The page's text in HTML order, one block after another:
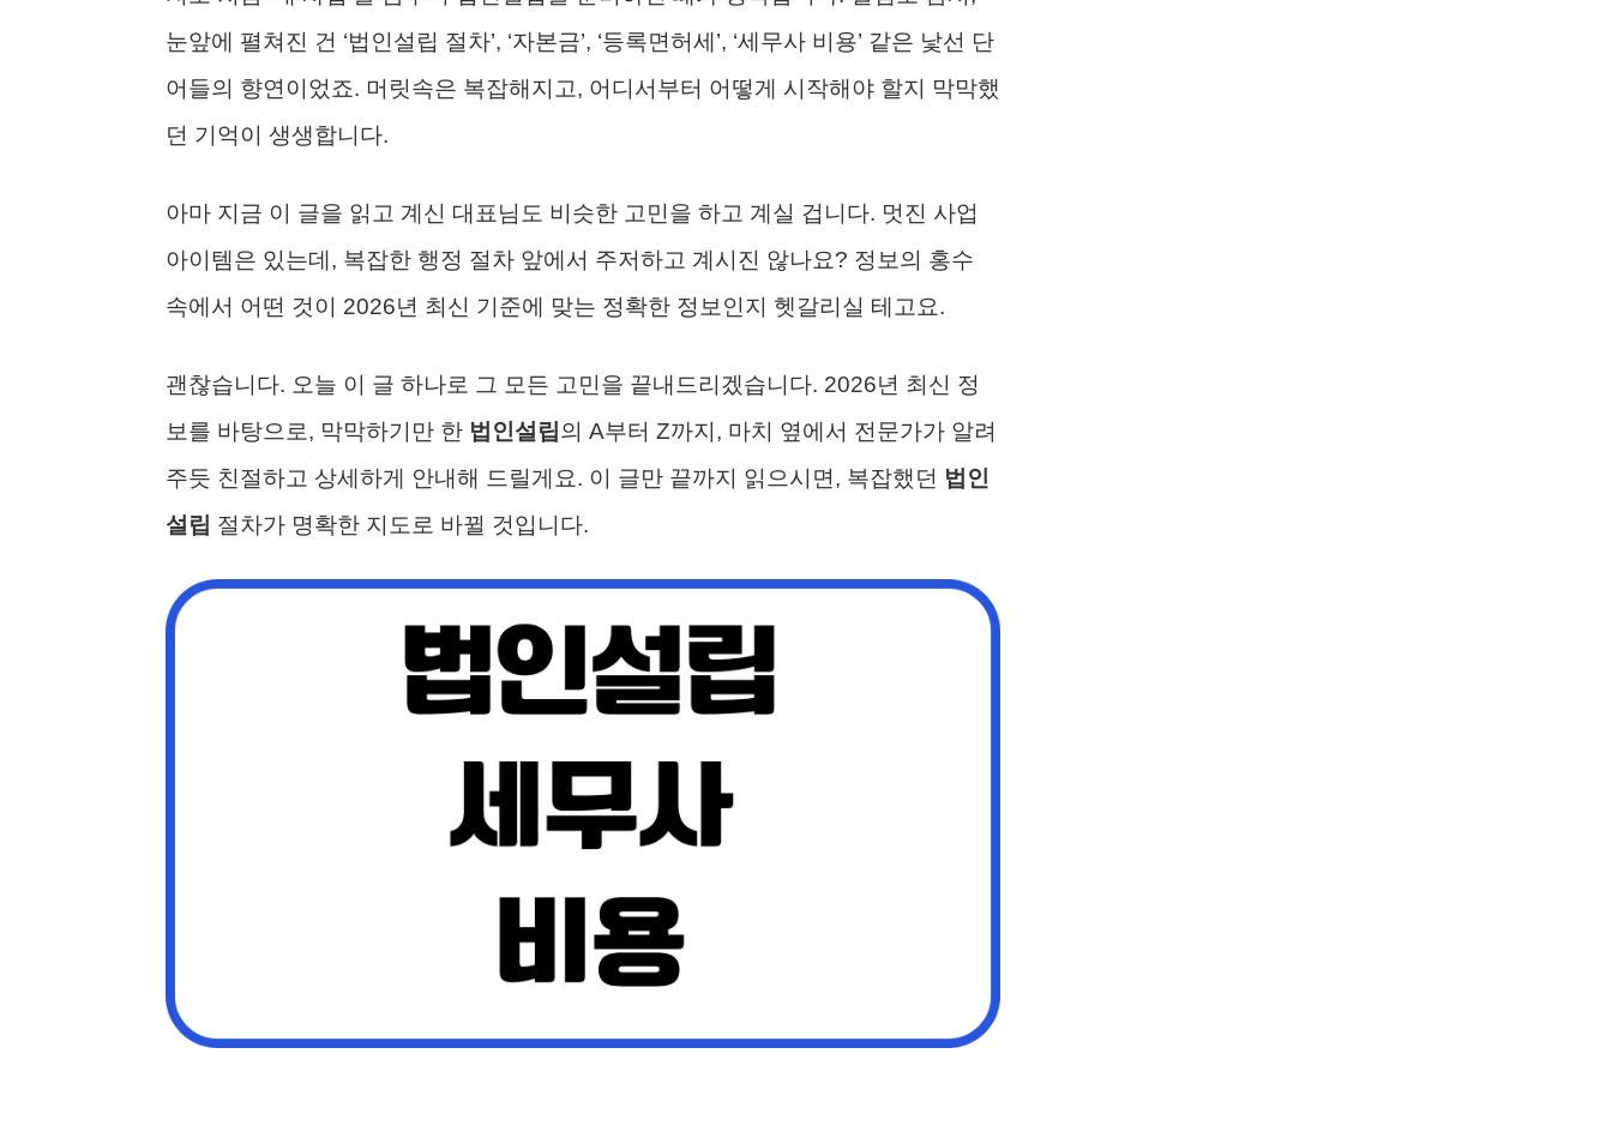
눈앞에 펼쳐진 건 ‘법인설립 절차’, ‘자본금’, ‘등록면허세’, ‘세무사 비용’ 같은 낯선 단
어들의 향연이었죠. 머릿속은 복잡해지고, 어디서부터 어떻게 시작해야 할지 막막했
던 기억이 생생합니다.
아마 지금 이 글을 읽고 계신 대표님도 비슷한 고민을 하고 계실 겁니다. 멋진 사업
아이템은 있는데, 복잡한 행정 절차 앞에서 주저하고 계시진 않나요? 정보의 홍수
속에서 어떤 것이 2026년 최신 기준에 맞는 정확한 정보인지 헷갈리실 테고요.
괜찮습니다. 오늘 이 글 하나로 그 모든 고민을 끝내드리겠습니다. 2026년 최신 정
보를 바탕으로, 막막하기만 한 법인설립의 A부터 Z까지, 마치 옆에서 전문가가 알려
주듯 친절하고 상세하게 안내해 드릴게요. 이 글만 끝까지 읽으시면, 복잡했던 법인
설립 절차가 명확한 지도로 바뀔 것입니다.